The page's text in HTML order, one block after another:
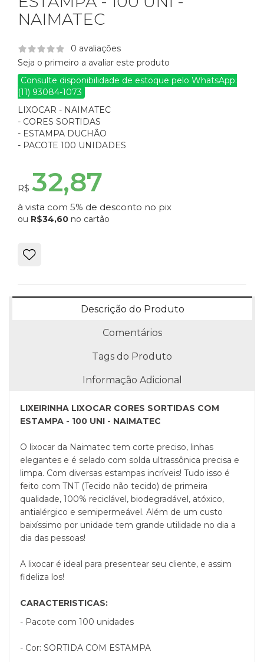
NAIMATEC
0 avaliações
Seja o primeiro a avaliar este produto
Consulte disponibilidade de estoque pelo WhatsApp:
(11) 93084-1073
LIXOCAR - NAIMATEC
- CORES SORTIDAS
- ESTAMPA DUCHÃO
- PACOTE 100 UNIDADES
R$ 32,87
à vista com 5% de desconto no pix
ou R$34,60 no cartão
Descrição do Produto
Comentários
Tags do Produto
Informação Adicional
LIXEIRINHA LIXOCAR CORES SORTIDAS COM
ESTAMPA - 100 UNI - NAIMATEC
O lixocar da Naimatec tem corte preciso, linhas
elegantes e é selado com solda ultrassônica precisa e
limpa. Com diversas estampas incríveis! Tudo isso é
feito com TNT (Tecido não tecido) de primeira
qualidade, 100% reciclável, biodegradável, atóxico,
antialérgico e semipermeável. Além de um custo
baixíssimo por unidade tem grande utilidade no dia a
dia das pessoas!
A lixocar é ideal para presentear seu cliente, e assim
fideliza los!
CARACTERISTICAS:
- Pacote com 100 unidades
- Cor: SORTIDA COM ESTAMPA